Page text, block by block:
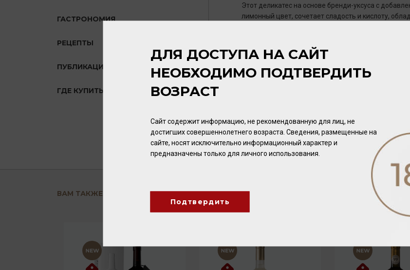
ГАСТРОНОМИЯ
РЕЦЕПТЫ
ПУБЛИКАЦИИ О ТОВАРЕ
ГДЕ КУПИТЬ?
Этот деликатес на основе бренди-уксуса с
лимонный цвет, сочетает сладость и кислоту,
СОСТАВ
Сок каламанси (мускусный лайм) 40%, спиртовой
уксусной кислоты 7%. Компоненты, полученные с
в 100 миллилитрах (граммах): белков 0.5 г., жиров
Калорийность (энергетическая ценность): 137
ВАМ ТАКЖЕ ПОНРАВИТСЯ
ДЛЯ ДОСТУПА НА САЙТ
НЕОБХОДИМО ПОДТВЕРДИТЬ
ВОЗРАСТ
Сайт содержит информацию, не рекомендованную для лиц, не
достигших совершеннолетнего возраста. Сведения, размещенные на
сайте, носят исключительно информационный характер и
предназначены только для личного использования.
Подтвердить